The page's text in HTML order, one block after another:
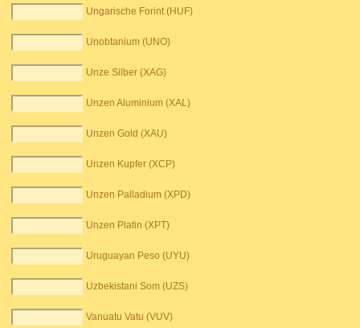
Ungarische Forint (HUF)
Unobtanium (UNO)
Unze Silber (XAG)
Unzen Aluminium (XAL)
Unzen Gold (XAU)
Unzen Kupfer (XCP)
Unzen Palladium (XPD)
Unzen Platin (XPT)
Uruguayan Peso (UYU)
Uzbekistani Som (UZS)
Vanuatu Vatu (VUV)